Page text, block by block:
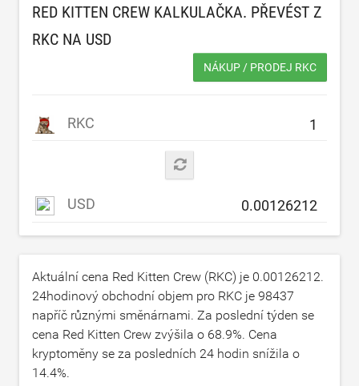
RED KITTEN CREW KALKULAČKA. PŘEVÉST Z
RKC NA USD
NÁKUP / PRODEJ RKC
RKC
USD
Aktuální cena Red Kitten Crew (RKC) je 0.00126212.
24hodinový obchodní objem pro RKC je 98437
napříč různými směnárnami. Za poslední týden se
cena Red Kitten Crew zvýšila o 68.9%. Cena
kryptoměny se za posledních 24 hodin snížila o
14.4%.